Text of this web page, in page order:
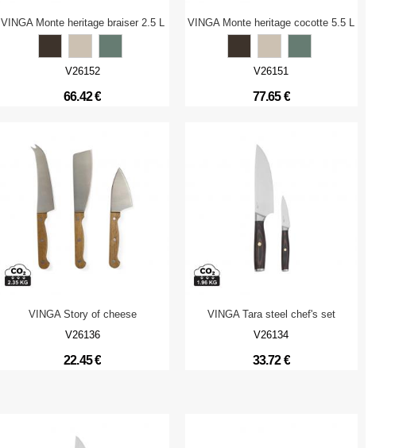
VINGA Monte heritage braiser 2.5 L
V26152
66.42 €
VINGA Monte heritage cocotte 5.5 L
V26151
77.65 €
VINGA Story of cheese
V26136
22.45 €
VINGA Tara steel chef's set
V26134
33.72 €